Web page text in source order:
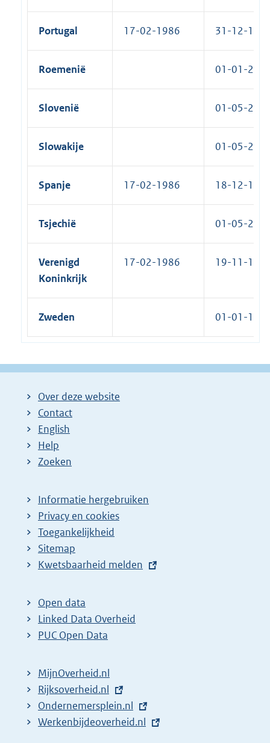
Portugal 17-02-1986 31-12-
Roemenië 01-01-
Slovenië 01-05-
Slowakije 01-05-
Spanje 17-02-1986 18-12-
Tsjechië 01-05-
Verenigd
Koninkrijk
17-02-1986 19-11-
Zweden 01-01-
Over deze website
Contact
English
Help
Zoeken
Informatie hergebruiken
Privacy en cookies
Toegankelijkheid
Sitemap
E
t
e
r
l
i
n
k
Kwetsbaarheid melden
Open data
Linked Data Overheid
PUC Open Data
MijnOverheid.nl
E
x
t
Rijksoverheid.nl
e
x
E
x
Ondernemersplein.nl
e
E
Werkenbijdeoverheid.nl